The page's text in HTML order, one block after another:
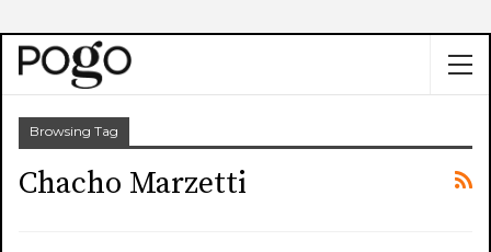
Browsing Tag
Chacho Marzetti